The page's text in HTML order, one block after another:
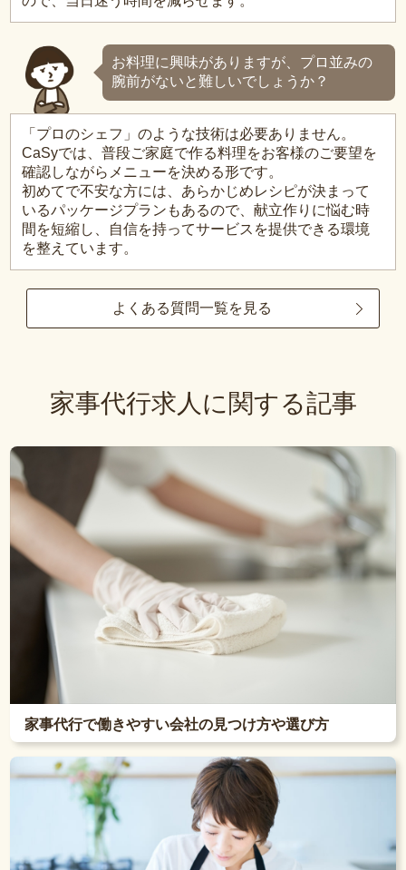
お料理に興味がありますが、プロ並みの
腕前がないと難しいでしょうか？
「プロのシェフ」のような技術は必要ありません。
CaSyでは、普段ご家庭で作る料理をお客様のご要望を
確認しながらメニューを決める形です。
初めてで不安な方には、あらかじめレシピが決まって
いるパッケージプランもあるので、献立作りに悩む時
間を短縮し、自信を持ってサービスを提供できる環境
を整えています。
よくある質問一覧を見る
家事代行求人に関する記事
家事代行で働きやすい会社の見つけ方や選び方